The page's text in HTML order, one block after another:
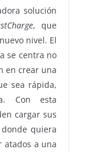
solución
, que
nivel. El
se centra no
en crear una
sea rápida,
Con esta
cargar sus
quiera
atados a una